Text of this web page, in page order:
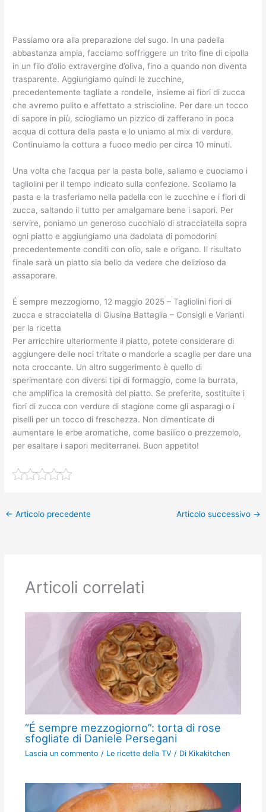
Passiamo ora alla preparazione del sugo. In una padella
abbastanza ampia, facciamo soffriggere un trito fine di cipolla
in un filo d’olio extravergine d’oliva, fino a quando non diventa
trasparente. Aggiungiamo quindi le zucchine,
precedentemente tagliate a rondelle, insieme ai fiori di zucca
che avremo pulito e affettato a striscioline. Per dare un tocco
di sapore in più, sciogliamo un pizzico di zafferano in poca
acqua di cottura della pasta e lo uniamo al mix di verdure.
Continuiamo la cottura a fuoco medio per circa 10 minuti.
Una volta che l’acqua per la pasta bolle, saliamo e cuociamo i
tagliolini per il tempo indicato sulla confezione. Scoliamo la
pasta e la trasferiamo nella padella con le zucchine e i fiori di
zucca, saltando il tutto per amalgamare bene i sapori. Per
servire, poniamo un generoso cucchiaio di stracciatella sopra
ogni piatto e aggiungiamo una dadolata di pomodorini
precedentemente conditi con olio, sale e origano. Il risultato
finale sarà un piatto sia bello da vedere che delizioso da
assaporare.
É sempre mezzogiorno, 12 maggio 2025 – Tagliolini fiori di
zucca e stracciatella di Giusina Battaglia – Consigli e Varianti
per la ricetta
Per arricchire ulteriormente il piatto, potete considerare di
aggiungere delle noci tritate o mandorle a scaglie per dare una
nota croccante. Un altro suggerimento è quello di
sperimentare con diversi tipi di formaggio, come la burrata,
che amplifica la cremosità del piatto. Se preferite, sostituite i
fiori di zucca con verdure di stagione come gli asparagi o i
piselli per un tocco di freschezza. Non dimenticate di
aumentare le erbe aromatiche, come basilico o prezzemolo,
per esaltare i sapori mediterranei. Buon appetito!
← Articolo precedente Articolo successivo →
Articoli correlati
“É sempre mezzogiorno”: torta di rose
sfogliate di Daniele Persegani
Lascia un commento / Le ricette della TV / Di Kikakitchen